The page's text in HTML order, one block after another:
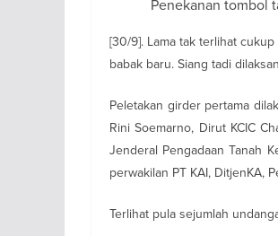
Penekanan tombol
[30/9]. Lama tak terlihat
babak baru. Siang tadi
Peletakan girder pertama
Rini Soemarno, Dirut KCIC
Jenderal Pengadaan Tanah
perwakilan PT KAI, DitjenKA,
Terlihat pula sejumlah